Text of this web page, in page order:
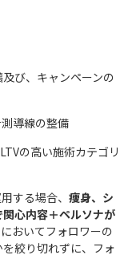
び、キャンペーンの
導線の整備
の高い施術カテゴリ
する場合、 痩身、シ
心内容＋ペルソナが
おいてフォロワーの
絞り切れずに、フォ